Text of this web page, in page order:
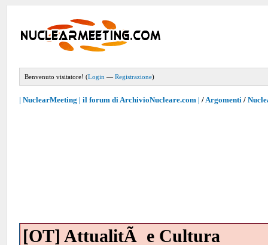
Benvenuto visitatore! (Login —Registrazione)
| NuclearMeeting | il forum di ArchivioNucleare.com | /Argomenti /
[OT] AttualitÃ e Cultura